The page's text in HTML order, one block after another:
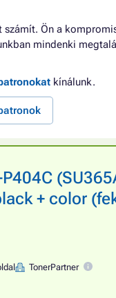
számít. Ön a
mindenki
kínálunk.
+ color
TonerPartner